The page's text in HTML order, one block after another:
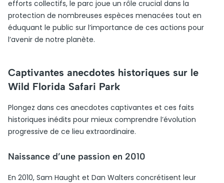
efforts collectifs, le parc joue un rôle crucial dans la
protection de nombreuses espèces menacées tout en
éduquant le public sur l’importance de ces actions pour
l’avenir de notre planète.
Captivantes anecdotes historiques sur le
Wild Florida Safari Park
Plongez dans ces anecdotes captivantes et ces faits
historiques inédits pour mieux comprendre l’évolution
progressive de ce lieu extraordinaire.
Naissance d’une passion en 2010
En 2010, Sam Haught et Dan Walters concrétisent leur